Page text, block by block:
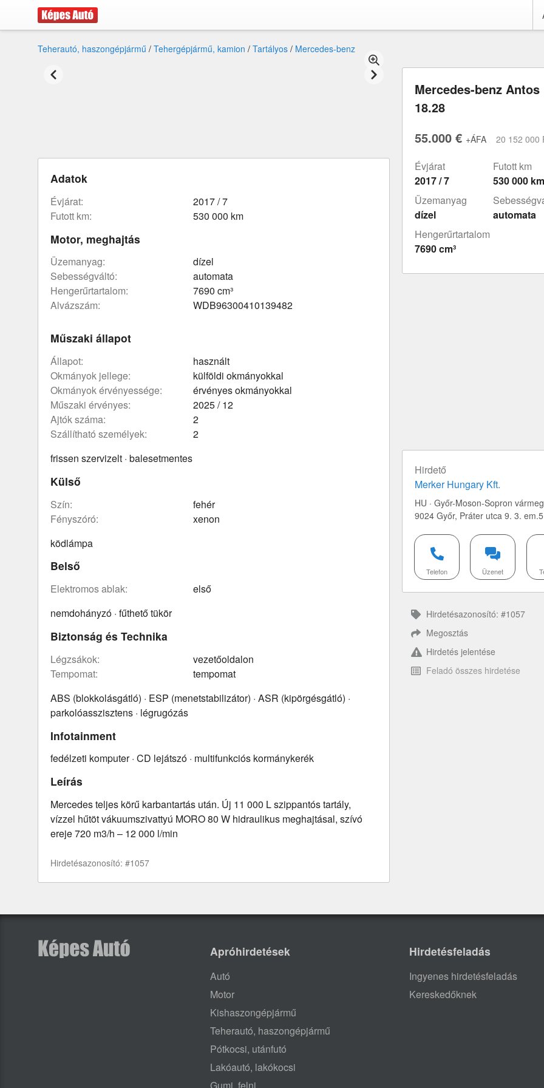
Teherautó, haszongépjármű / Tehergépjármű, kamion / Tartályos / Mercedes-benz
Mercedes-benz Antos
18.28
55.000 € +ÁFA 20 152 000
Évjárat
2017 / 7
Futott km
530 000 km
Üzemanyag
dízel
automata
Hengerűrtartalom
7690 cm³
Hirdető
Merker Hungary Kft.
HU · Győr-Moson-Sopron
9024 Győr, Práter utca 9. 3. em.5
Telefon Üzenet
Hirdetésazonosító: #1057
Megosztás
Hirdetés jelentése
Feladó összes hirdetése
Adatok
évjárat:
2017 / 7
futott km:
530 000 km
Motor, meghajtás
üzemanyag:
dízel
sebességváltó:
automata
hengerűrtartalom:
7690 cm³
Alvázszám:
WDB96300410139482
Műszaki állapot
állapot:
használt
okmányok jellege:
külföldi okmányokkal
okmányok érvényessége:
érvényes okmányokkal
műszaki érvényes:
2025 / 12
ajtók száma:
2
szállítható személyek:
2
frissen szervizelt · balesetmentes
Külső
szín:
fehér
fényszóró:
xenon
ködlámpa
Belső
elektromos ablak:
első
nemdohányzó · fűthető tükör
Biztonság és Technika
légzsákok:
vezetőoldalon
tempomat:
tempomat
ABS (blokkolásgátló) · ESP (menetstabilizátor) · ASR (kipörgésgátló) ·
parkolóasszisztens · légrugózás
Infotainment
fedélzeti komputer · CD lejátszó · multifunkciós kormánykerék
Leírás
Mercedes teljes körű karbantartás után. Új 11 000 L szippantós tartály,
vízzel hűtöt vákuumszivattyú MORO 80 W hidraulikus meghajtásal, szívó
ereje 720 m3/h – 12 000 l/min
Hirdetésazonosító: #1057
Apróhirdetések
Autó
Motor
Kishaszongépjármű
Teherautó, haszongépjármű
Pótkocsi, utánfutó
Lakóautó, lakókocsi
Gumi, felni
Hirdetésfeladás
Ingyenes hirdetésfeladás
Kereskedőknek